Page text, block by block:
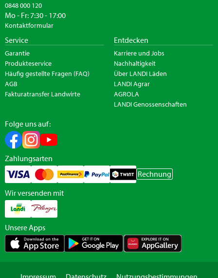
0848 000 120
Mo - Fr: 7:30 - 17:00
Kontaktformular
Service
Garantie
Produkteservice
Häufig gestellte Fragen (FAQ)
AGB
Fakturatransfer Landwirte
Entdecken
Karriere und Jobs
Nachhaltigkeit
Über LANDI Läden
LANDI Agrar
AGROLA
LANDI Genossenschaften
Folge uns auf:
Zahlungsarten
Rechnung
Wir versenden mit
Unsere Apps